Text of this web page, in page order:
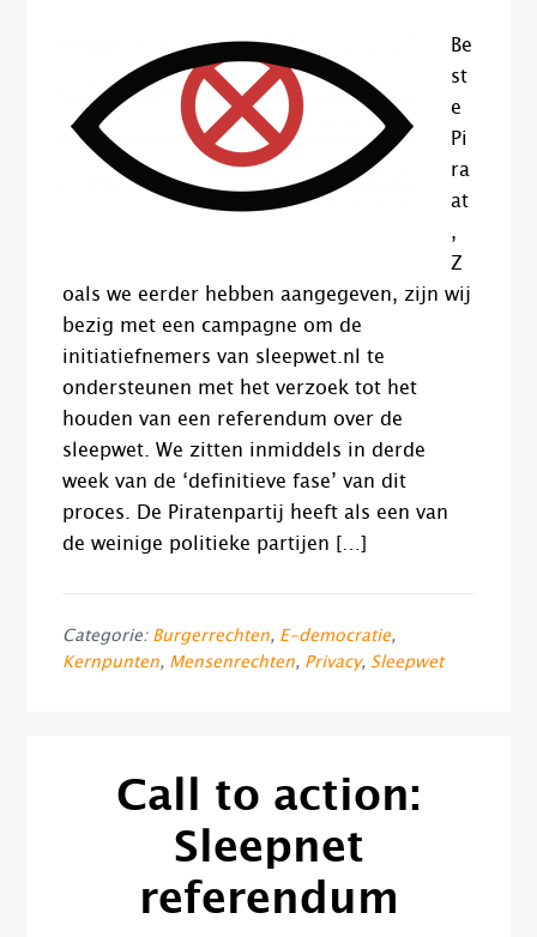
Be
st
e
Pi
ra
at
,
Z
oals we eerder hebben aangegeven, zijn wij
bezig met een campagne om de
initiatiefnemers van sleepwet.nl te
ondersteunen met het verzoek tot het
houden van een referendum over de
sleepwet. We zitten inmiddels in derde
week van de ‘definitieve fase’ van dit
proces. De Piratenpartij heeft als een van
de weinige politieke partijen […]
Categorie: Burgerrechten, E-democratie,
Kernpunten, Mensenrechten, Privacy,Sleepwet
Call to action:
Sleepnet
referendum